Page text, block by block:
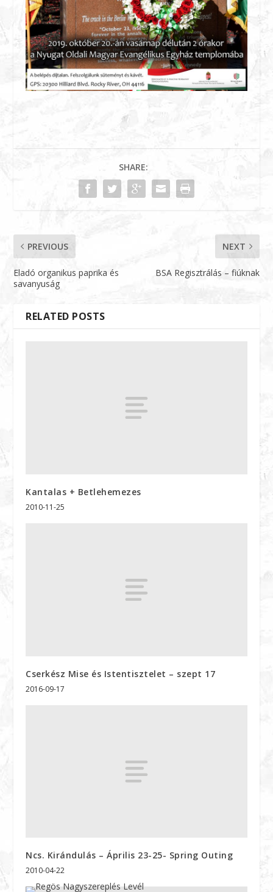
SHARE:
PREVIOUS
Eladó organikus paprika és
savanyuság
NEXT
BSA Regisztrálás – fiúknak
RELATED POSTS
Kantalas + Betlehemezes
2010-11-25
Cserkész Mise és Istentisztelet – szept 17
2016-09-17
Ncs. Kirándulás – Április 23-25- Spring Outing
2010-04-22